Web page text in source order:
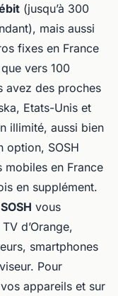
(jusqu’à 300
mais aussi
fixes en France
vers 100
avez des proches
Etats-Unis et
illimité, aussi bien
option, SOSH
mobiles en France
en supplément.
vous
d’Orange,
smartphones
Pour
appareils et sur